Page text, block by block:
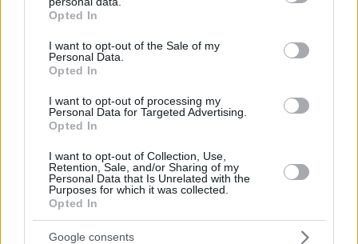
grant or deny consent to Google and its third-party tags to
use your data for below specified purposes in below Google
consent section.
Opted In
I want to opt-out of the Sale of my
Personal Data.
Opted In
I want to opt-out of processing my
Personal Data for Targeted Advertising.
Opted In
I want to opt-out of Collection, Use,
Retention, Sale, and/or Sharing of my
Personal Data that Is Unrelated with the
Purposes for which it was collected.
Opted In
Google consents
απέναντι στις πυρκαγιές
Games